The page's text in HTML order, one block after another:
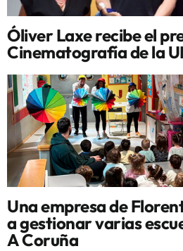
Óliver Laxe recibe el
Cinematografía de la
Una empresa de
a gestionar varias
A Coruña